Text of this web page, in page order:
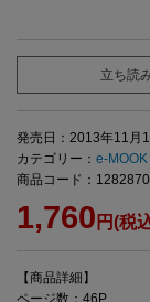
立ち読
発売日：2013年11月
カテゴリー： e-MOOK
商品コード：
1,760 円(税
【商品詳細】
ページ数：46P